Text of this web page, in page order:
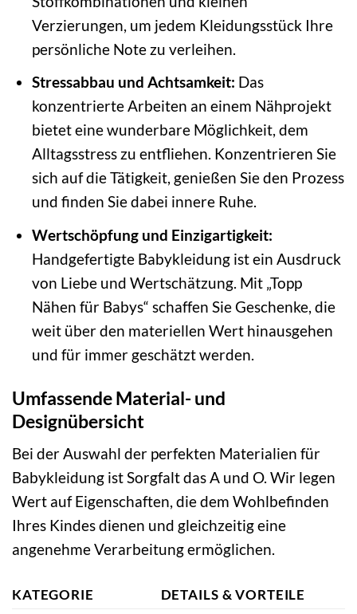
Verzierungen, um jedem Kleidungsstück Ihre
persönliche Note zu verleihen.
Stressabbau und Achtsamkeit: Das
konzentrierte Arbeiten an einem Nähprojekt
bietet eine wunderbare Möglichkeit, dem
Alltagsstress zu entfliehen. Konzentrieren Sie
sich auf die Tätigkeit, genießen Sie den Prozess
und finden Sie dabei innere Ruhe.
Wertschöpfung und Einzigartigkeit:
Handgefertigte Babykleidung ist ein Ausdruck
von Liebe und Wertschätzung. Mit „Topp
Nähen für Babys“ schaffen Sie Geschenke, die
weit über den materiellen Wert hinausgehen
und für immer geschätzt werden.
Umfassende Material- und
Designübersicht
Bei der Auswahl der perfekten Materialien für
Babykleidung ist Sorgfalt das A und O. Wir legen
Wert auf Eigenschaften, die dem Wohlbefinden
Ihres Kindes dienen und gleichzeitig eine
angenehme Verarbeitung ermöglichen.
KATEGORIE DETAILS & VORTEILE